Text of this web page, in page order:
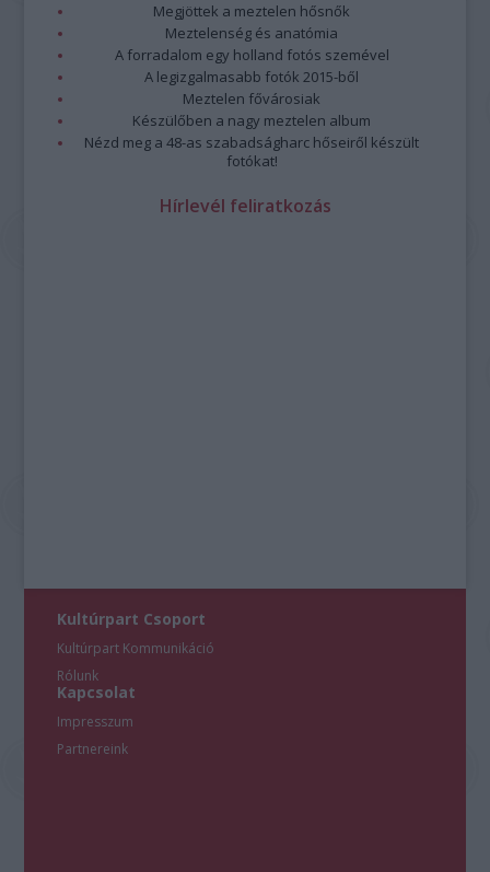
Megjöttek a meztelen hősnők
Meztelenség és anatómia
A forradalom egy holland fotós szemével
A legizgalmasabb fotók 2015-ből
Meztelen fővárosiak
Készülőben a nagy meztelen album
Nézd meg a 48-as szabadságharc hőseiről készült
fotókat!
Hírlevél feliratkozás
Kultúrpart Csoport
Kultúrpart Kommunikáció
Rólunk
Kapcsolat
Impresszum
Partnereink